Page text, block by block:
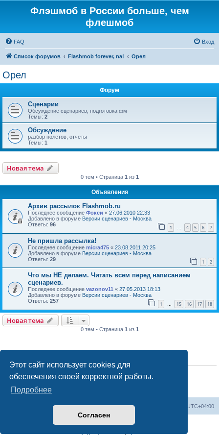
Этот сайт использует cookies для
обеспечения своей корректной работы.
Подробнее
Согласен
Флэшмоб в России больше, чем
флешмоб
FAQ Вход
Список форумов Flashmob forever, na! Орел
Орел
Форум
Сценарии
Обсуждение сценариев, подготовка фм
Темы: 2
Обсуждение
разбор полетов, отчеты
Темы: 1
Новая тема
0 тем • Страница 1 из 1
Объявления
Архив рассылок Flashmob.ru
Последнее сообщение Фокси « 27.06.2010 22:33
Добавлено в форуме Версии сценариев - Москва
Ответы: 96 1 … 4 5 6 7
Не пришла рассылка!
Последнее сообщение micra475 « 23.08.2011 20:25
Добавлено в форуме Версии сценариев - Москва
Ответы: 29 1 2
Что мы НЕ делаем. Читать всем перед написанием
сценариев.
Последнее сообщение vazonov11 « 27.05.2013 18:13
Добавлено в форуме Версии сценариев - Москва
Ответы: 257 1 … 15 16 17 18
Новая тема
0 тем • Страница 1 из 1
ПРАВА ДОСТУПА
начинать темы
Выне можетеотвечать на сообщения
не можетеудалять свои сообщения
Список форумов UTC+04:00
Удалить cookies
Создано на основеphpBB® Forum Software © phpBB Limited